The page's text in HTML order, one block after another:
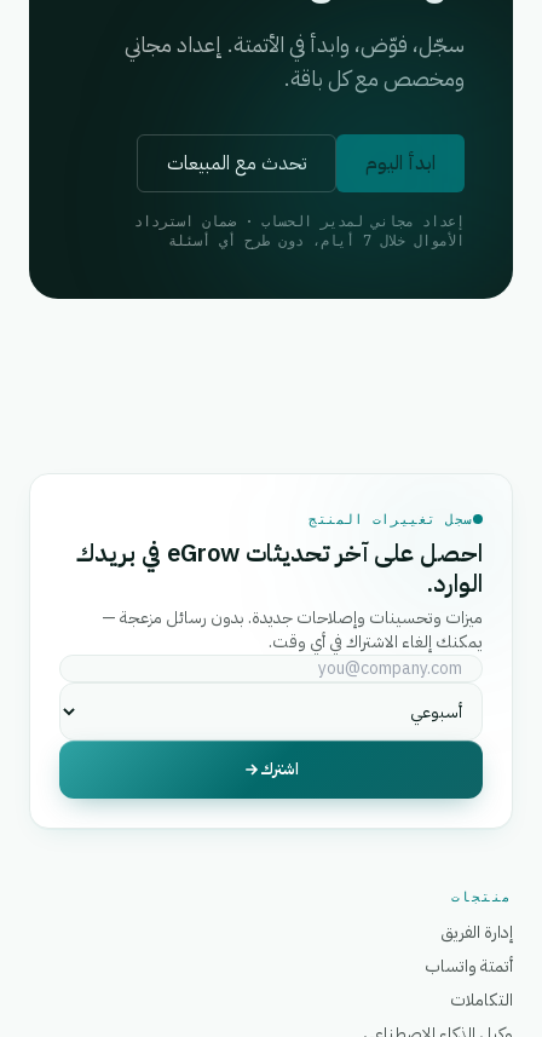
سجّل، فوّض، وابدأ في الأتمتة. إعداد مجاني
ومخصص مع كل باقة.
ابدأ اليوم تحدث مع المبيعات
إعداد مجاني لمدير الحساب · ضمان استرداد
الأموال خلال 7 أيام، دون طرح أي أسئلة
سجل تغييرات المنتج
احصل على آخر تحديثات eGrow في بريدك
الوارد.
ميزات وتحسينات وإصلاحات جديدة. بدون رسائل مزعجة —
يمكنك إلغاء الاشتراك في أي وقت.
اشترك
منتجات
إدارة الفريق
أتمتة واتساب
التكاملات